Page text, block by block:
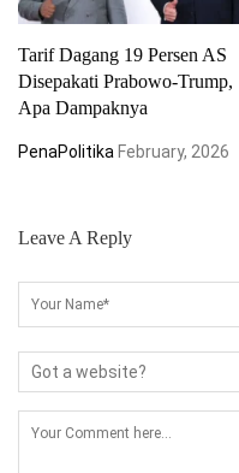
Tarif Dagang 19 Persen AS
Disepakati Prabowo-Trump,
Apa Dampaknya
PenaPolitika February, 2026
Leave A Reply